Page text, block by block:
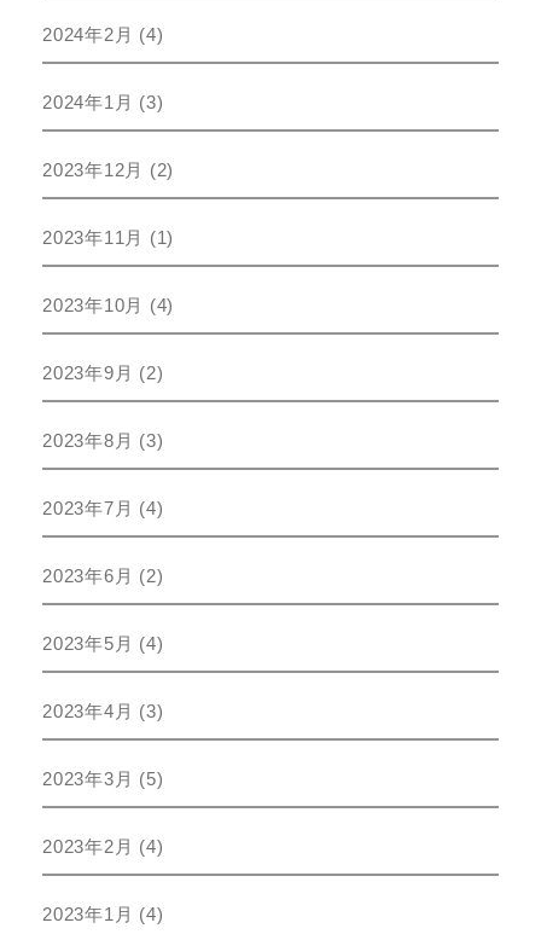
2024年2月 (4)
2024年1月 (3)
2023年12月 (2)
2023年11月 (1)
2023年10月 (4)
2023年9月 (2)
2023年8月 (3)
2023年7月 (4)
2023年6月 (2)
2023年5月 (4)
2023年4月 (3)
2023年3月 (5)
2023年2月 (4)
2023年1月 (4)